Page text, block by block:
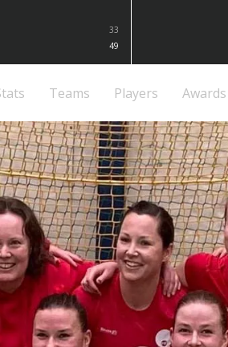
33
49
Teams Players Awards